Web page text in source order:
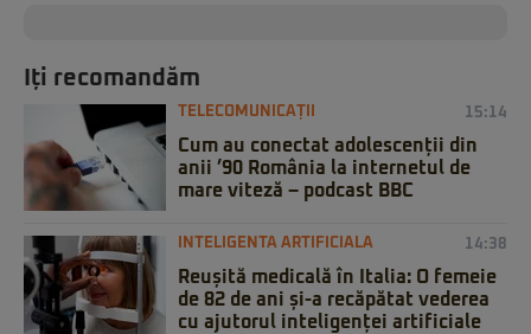
Iți recomandăm
TELECOMUNICAȚII 15:14
Cum au conectat adolescenții din
anii ’90 România la internetul de
mare viteză – podcast BBC
INTELIGENTA ARTIFICIALA 14:38
Reușită medicală în Italia: O femeie
de 82 de ani și-a recăpătat vederea
cu ajutorul inteligenței artificiale